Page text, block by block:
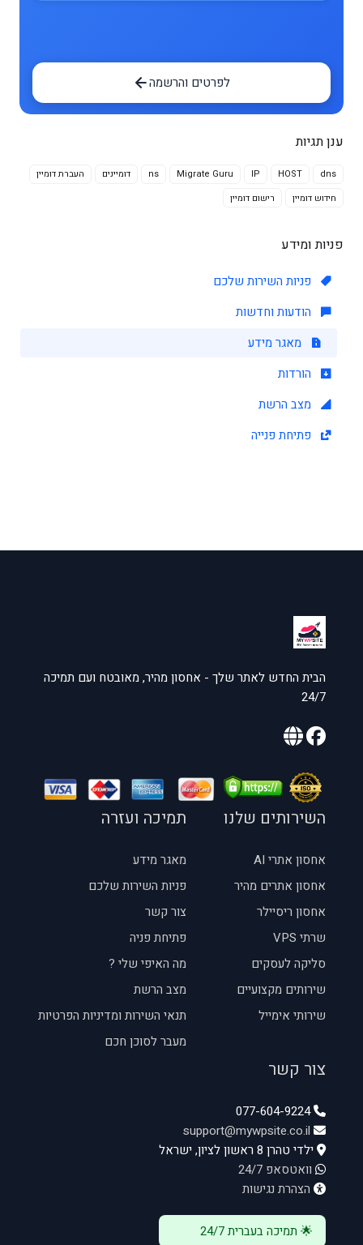
לפרטים והרשמה
ענן תגיות
dns
HOST
IP
Migrate Guru
ns דומיינים
העברת דומיין
חידוש דומיין
רישום דומיין
פניות ומידע
פניות השירות שלכם
הודעות וחדשות
מאגר מידע
הורדות
מצב הרשת
פתיחת פנייה
הבית החדש לאתר שלך - אחסון מהיר, מאובטח ועם תמיכה
24/7
השירותים שלנו
אחסון אתרי AI
אחסון אתרים מהיר
אחסון ריסיילר
שרתי VPS
סליקה לעסקים
שירותים מקצועיים
שירותי אימייל
תמיכה ועזרה
מאגר מידע
פניות השירות שלכם
צור קשר
פתיחת פניה
מה האיפי שלי ?
מצב הרשת
תנאי השירות ומדיניות הפרטיות
מעבר לסוכן חכם
צור קשר
077-604-9224
support@mywpsite.co.il
ילדי טהרן 8 ראשון לציון, ישראל
וואטסאפ 24/7
הצהרת נגישות
🌟 תמיכה בעברית 24/7